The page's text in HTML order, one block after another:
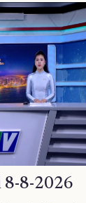
8-8-2026